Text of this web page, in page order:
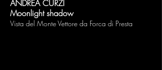
ANDREA CURZI
Moonlight shadow
Vista del Monte Vettore da Forca di Presta